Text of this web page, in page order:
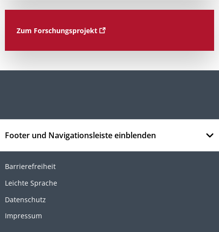
Zum Forschungsprojekt
Footer und Navigationsleiste einblenden
Barrierefreiheit
Leichte Sprache
Datenschutz
Impressum